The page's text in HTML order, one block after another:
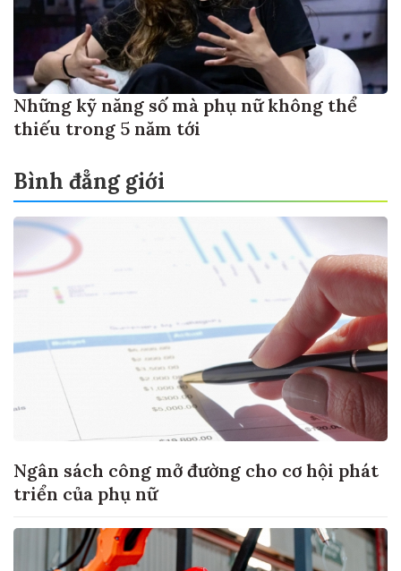
Những kỹ năng số mà phụ nữ không thể
thiếu trong 5 năm tới
Bình đẳng giới
Ngân sách công mở đường cho cơ hội phát
triển của phụ nữ